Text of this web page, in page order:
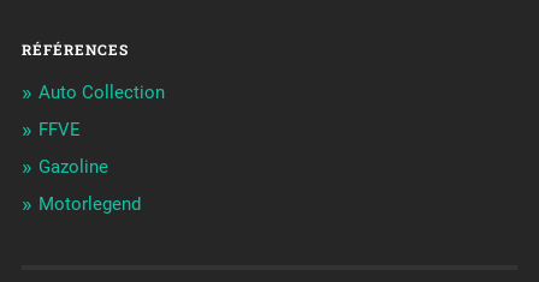
RÉFÉRENCES
Auto Collection
FFVE
Gazoline
Motorlegend